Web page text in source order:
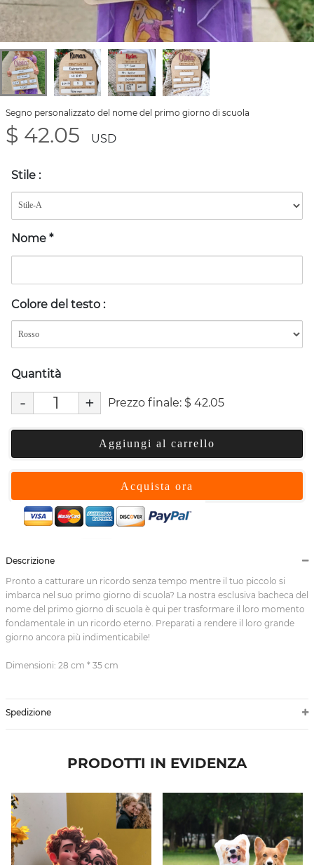
Segno personalizzato del nome del primo giorno di scuola
$ 42.05 USD
Stile :
Nome *
Colore del testo :
Quantità
- + Prezzo finale: $ 42.05
Aggiungi al carrello
Acquista ora
Descrizione
Pronto a catturare un ricordo senza tempo mentre il tuo piccolo si
imbarca nel suo primo giorno di scuola? La nostra esclusiva bacheca del
nome del primo giorno di scuola è qui per trasformare il loro momento
fondamentale in un ricordo eterno. Preparati a rendere il loro grande
giorno ancora più indimenticabile!
Dimensioni: 28 cm * 35 cm
Spedizione
PRODOTTI IN EVIDENZA